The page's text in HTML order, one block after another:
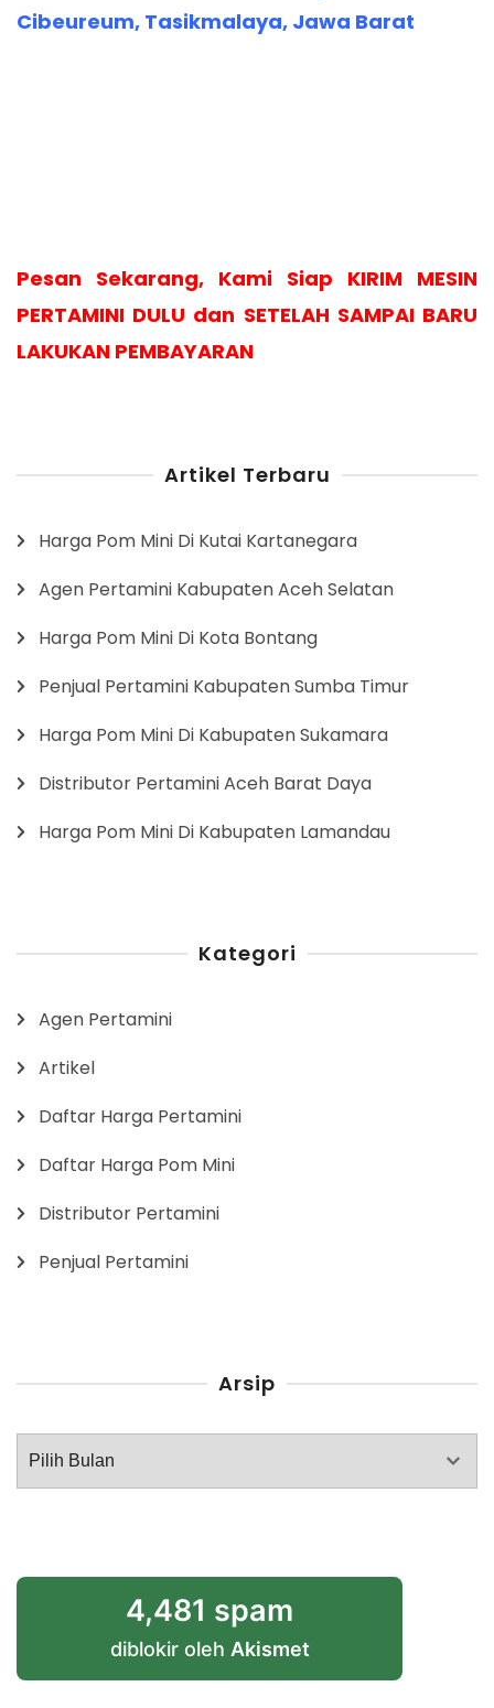
Cibeureum, Tasikmalaya, Jawa Barat
Pesan Sekarang, Kami Siap KIRIM MESIN
PERTAMINI DULU dan SETELAH SAMPAI BARU
LAKUKAN PEMBAYARAN
Artikel Terbaru
Harga Pom Mini Di Kutai Kartanegara
Agen Pertamini Kabupaten Aceh Selatan
Harga Pom Mini Di Kota Bontang
Penjual Pertamini Kabupaten Sumba Timur
Harga Pom Mini Di Kabupaten Sukamara
Distributor Pertamini Aceh Barat Daya
Harga Pom Mini Di Kabupaten Lamandau
Kategori
Agen Pertamini
Artikel
Daftar Harga Pertamini
Daftar Harga Pom Mini
Distributor Pertamini
Penjual Pertamini
Arsip
Arsip
4,481 spam
diblokir oleh Akismet